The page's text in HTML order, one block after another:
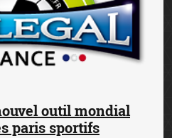
outil mondial
paris sportifs